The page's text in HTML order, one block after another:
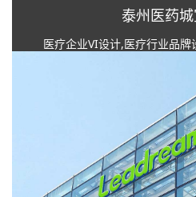
泰州医药
医疗企业VI设计,医疗行业品